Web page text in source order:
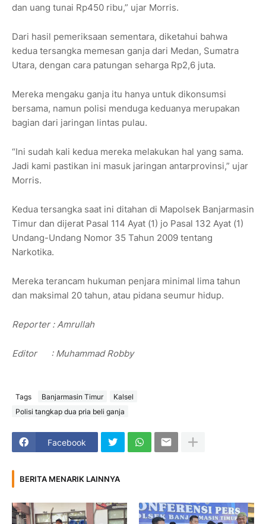
dan uang tunai Rp450 ribu,” ujar Morris.
Dari hasil pemeriksaan sementara, diketahui bahwa
kedua tersangka memesan ganja dari Medan, Sumatra
Utara, dengan cara patungan seharga Rp2,6 juta.
Mereka mengaku ganja itu hanya untuk dikonsumsi
bersama, namun polisi menduga keduanya merupakan
bagian dari jaringan lintas pulau.
“Ini sudah kali kedua mereka melakukan hal yang sama.
Jadi kami pastikan ini masuk jaringan antarprovinsi,” ujar
Morris.
Kedua tersangka saat ini ditahan di Mapolsek Banjarmasin
Timur dan dijerat Pasal 114 Ayat (1) jo Pasal 132 Ayat (1)
Undang-Undang Nomor 35 Tahun 2009 tentang
Narkotika.
Mereka terancam hukuman penjara minimal lima tahun
dan maksimal 20 tahun, atau pidana seumur hidup.
Reporter : Amrullah
Editor : Muhammad Robby
Tags Banjarmasin Timur
Kalsel
Polisi tangkap dua pria beli ganja
Facebook
BERITA MENARIK LAINNYA